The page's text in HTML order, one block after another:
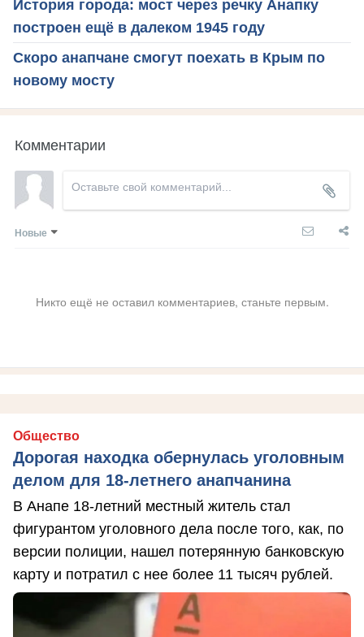
История города: мост через речку Анапку
построен ещё в далеком 1945 году
Скоро анапчане смогут поехать в Крым по
новому мосту
Комментарии
Новые
Никто ещё не оставил комментариев, станьте первым.
Общество
Дорогая находка обернулась уголовным
делом для 18-летнего анапчанина
В Анапе 18-летний местный житель стал
фигурантом уголовного дела после того, как, по
версии полиции, нашел потерянную банковскую
карту и потратил с нее более 11 тысяч рублей.